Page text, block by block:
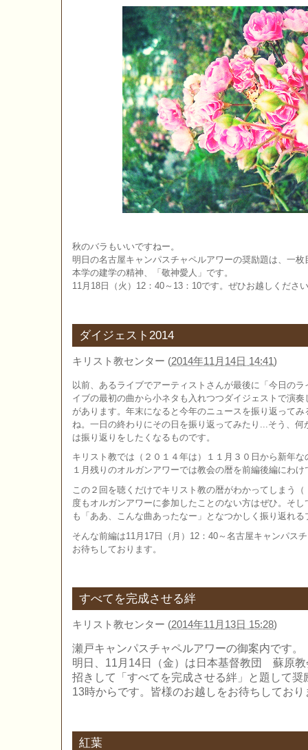
秋のバラもいいですねー。
明日の名古屋キャンパスチャペルアワーの奨励題は、一
本学の建学の精神、「敬神愛人」です。
11月18日（火）12：40～13：10です。ぜひお越しくださ
ダイジェスト2014
キリスト教センター (2014年11月14日 14:41)
以前、あるライブでアーティストさんが最後に「今日の
イブの最初の曲から小ネタも入れつつダイジェストで演
があります。年末になると今年のニュースを振り返って
ね。一日の終わりにその日を振り返ってみたり...そう、
は振り返りをしたくなるものです。
キリスト教では（２０１４年は）１１月３０日から新年
１月残りのオルガンアワーでは教会の暦を前編後編にわ
この２回を聴くだけでキリスト教の暦がわかってしまう
度もオルガンアワーに参加したことのない方はぜひ。そ
も「ああ、こんな曲あったなー」となつかしく振り返れ
そんな前編は11月17日（月）12：40～名古屋キャンパス
お待ちしております。
すべてを完成させる絆
キリスト教センター (2014年11月13日 15:28)
瀬戸キャンパスチャペルアワーの御案内です。
明日、11月14日（金）は日本基督教団 蘇原
招きして「すべてを完成させる絆」と題して奨
13時からです。皆様のお越しをお待ちしており
紅葉